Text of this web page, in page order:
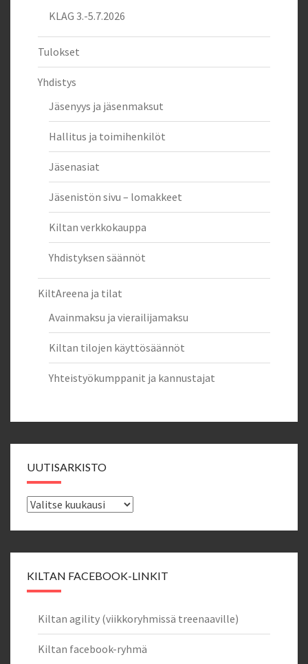
KLAG 3.-5.7.2026
Tulokset
Yhdistys
Jäsenyys ja jäsenmaksut
Hallitus ja toimihenkilöt
Jäsenasiat
Jäsenistön sivu – lomakkeet
Kiltan verkkokauppa
Yhdistyksen säännöt
KiltAreena ja tilat
Avainmaksu ja vierailijamaksu
Kiltan tilojen käyttösäännöt
Yhteistyökumppanit ja kannustajat
UUTISARKISTO
Uutisarkisto
KILTAN FACEBOOK-LINKIT
Kiltan agility (viikkoryhmissä treenaaville)
Kiltan facebook-ryhmä